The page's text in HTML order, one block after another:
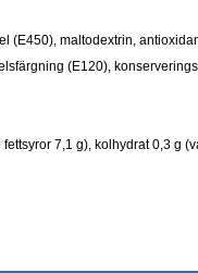
(E450), maltodextrin,
(E120),
7,1 g), kolhydrat 0,3 g